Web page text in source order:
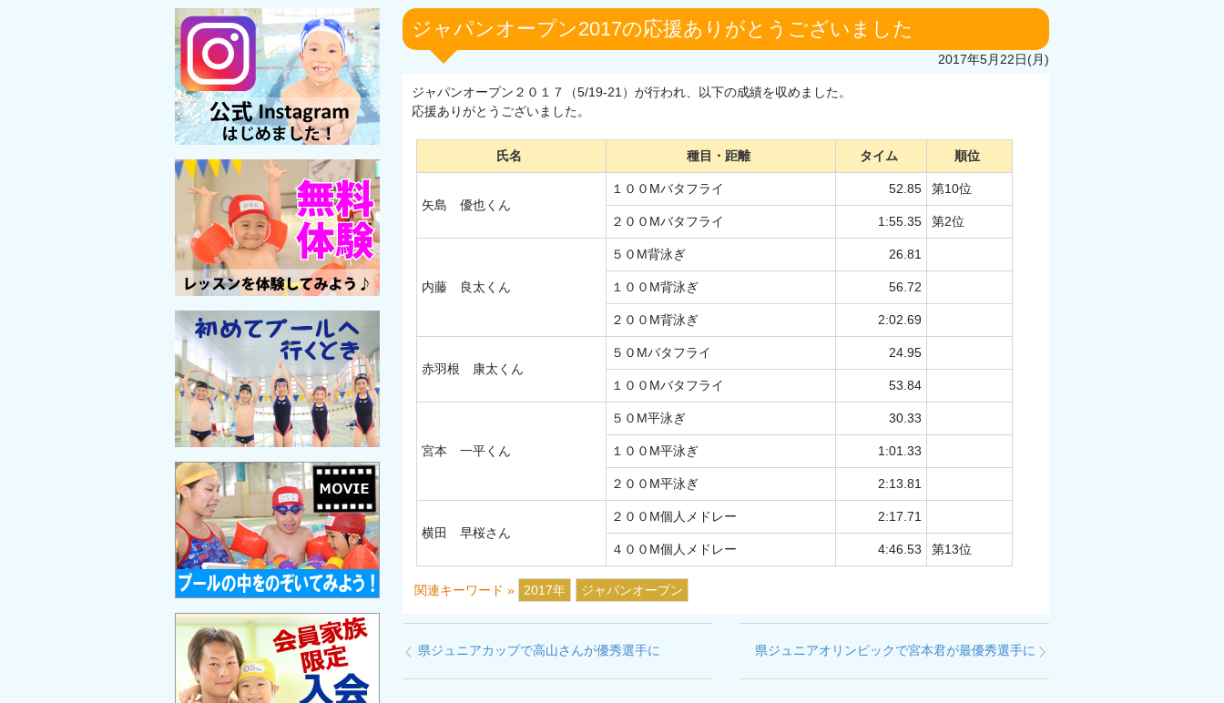
ジャパンオープン2017の応援ありがとうございました
2017年5月22日(月)
ジャパンオープン２０１７（5/19-21）が行われ、以下の成績を収めました。
応援ありがとうございました。
氏名 種目・距離 タイム 順位
矢島 優也くん
１００Mバタフライ 52.85 第10位
２００Mバタフライ 1:55.35 第2位
内藤 良太くん
５０M背泳ぎ 26.81
１００M背泳ぎ 56.72
２００M背泳ぎ 2:02.69
赤羽根 康太くん
５０Mバタフライ 24.95
１００Mバタフライ 53.84
宮本 一平くん
５０M平泳ぎ 30.33
１００M平泳ぎ 1:01.33
２００M平泳ぎ 2:13.81
横田 早桜さん
２００M個人メドレー 2:17.71
４００M個人メドレー 4:46.53 第13位
関連キーワード » 2017年 ジャパンオープン
県ジュニアカップで高山さんが優秀選手に 県ジュニアオリンピックで宮本君が最優秀選手に